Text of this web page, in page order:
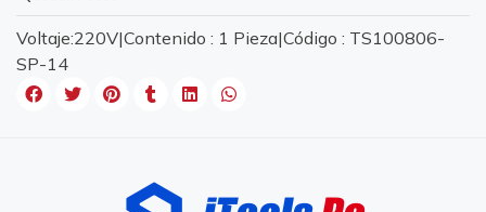
Voltaje:220V|Contenido : 1 Pieza|Código : TS100806-
SP-14